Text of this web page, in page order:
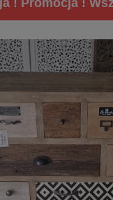
! Promocja !